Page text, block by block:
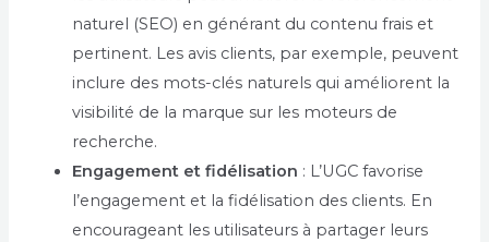
naturel (SEO) en générant du contenu frais et
pertinent. Les avis clients, par exemple, peuvent
inclure des mots-clés naturels qui améliorent la
visibilité de la marque sur les moteurs de
recherche.
Engagement et fidélisation : L’UGC favorise
l’engagement et la fidélisation des clients. En
encourageant les utilisateurs à partager leurs